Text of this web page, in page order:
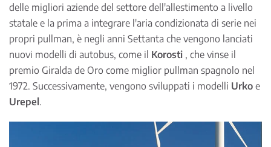
delle migliori aziende del settore dell'allestimento a livello
statale e la prima a integrare l'aria condizionata di serie nei
propri pullman, è negli anni Settanta che vengono lanciati
nuovi modelli di autobus, come il Korosti , che vinse il
premio Giralda de Oro come miglior pullman spagnolo nel
1972. Successivamente, vengono sviluppati i modelli Urko e
Urepel.